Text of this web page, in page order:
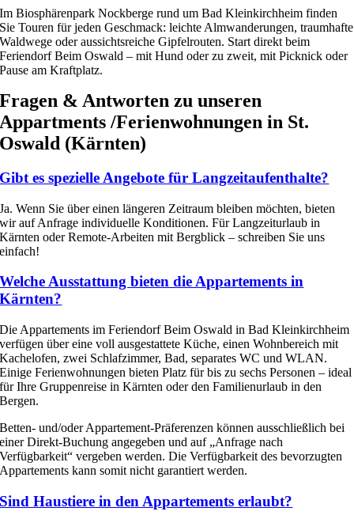
Im Biosphärenpark Nockberge rund um Bad Kleinkirchheim finden
Sie Touren für jeden Geschmack: leichte Almwanderungen, traumhafte
Waldwege oder aussichtsreiche Gipfelrouten. Start direkt beim
Feriendorf Beim Oswald – mit Hund oder zu zweit, mit Picknick oder
Pause am Kraftplatz.
Fragen & Antworten zu unseren
Appartments /Ferienwohnungen in St.
Oswald (Kärnten)
Gibt es spezielle Angebote für Langzeitaufenthalte?
Ja. Wenn Sie über einen längeren Zeitraum bleiben möchten, bieten
wir auf Anfrage individuelle Konditionen. Für Langzeiturlaub in
Kärnten oder Remote-Arbeiten mit Bergblick – schreiben Sie uns
einfach!
Welche Ausstattung bieten die Appartements in
Kärnten?
Die Appartements im Feriendorf Beim Oswald in Bad Kleinkirchheim
verfügen über eine voll ausgestattete Küche, einen Wohnbereich mit
Kachelofen, zwei Schlafzimmer, Bad, separates WC und WLAN.
Einige Ferienwohnungen bieten Platz für bis zu sechs Personen – ideal
für Ihre Gruppenreise in Kärnten oder den Familienurlaub in den
Bergen.
Betten- und/oder Appartement-Präferenzen können ausschließlich bei
einer Direkt-Buchung angegeben und auf „Anfrage nach
Verfügbarkeit“ vergeben werden. Die Verfügbarkeit des bevorzugten
Appartements kann somit nicht garantiert werden.
Sind Haustiere in den Appartements erlaubt?